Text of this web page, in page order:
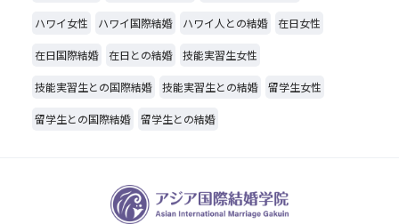
ハワイ女性 ハワイ国際結婚 ハワイ人との結婚 在日女性
在日国際結婚 在日との結婚 技能実習生女性
技能実習生との国際結婚 技能実習生との結婚 留学生女性
留学生との国際結婚 留学生との結婚